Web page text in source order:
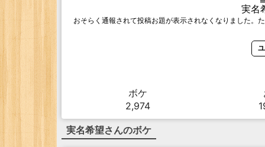
実名
おそらく通報されて投稿お題が表示されなくなりました。
ボケ
2,974
実名希望さんのボケ